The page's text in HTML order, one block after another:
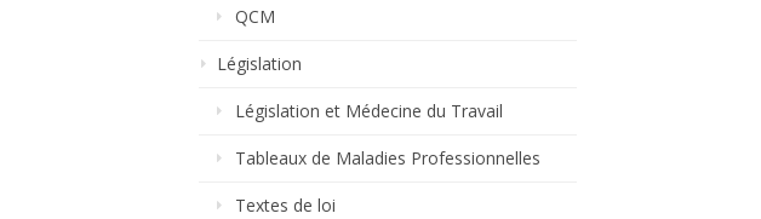
QCM
Législation
Législation et Médecine du Travail
Tableaux de Maladies Professionnelles
Textes de loi